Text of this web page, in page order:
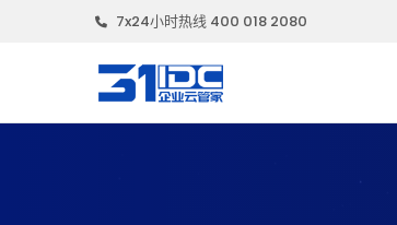
7x24小时热线 400 018 2080